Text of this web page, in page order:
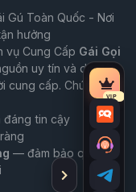
Gú Toàn Quốc - Nơi
hưởng
vụ Cung Cấp Gái Gọi
uy tín và do đội
cung cấp. Chúng tôi
tin cậy
— đảm bảo quyền
VIP
Tài
VIP
Trò
Tư
Ẩn